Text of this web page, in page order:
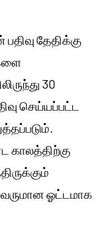
தேதிக்கு
30
செய்யப்பட்ட
ஓட்டமாக